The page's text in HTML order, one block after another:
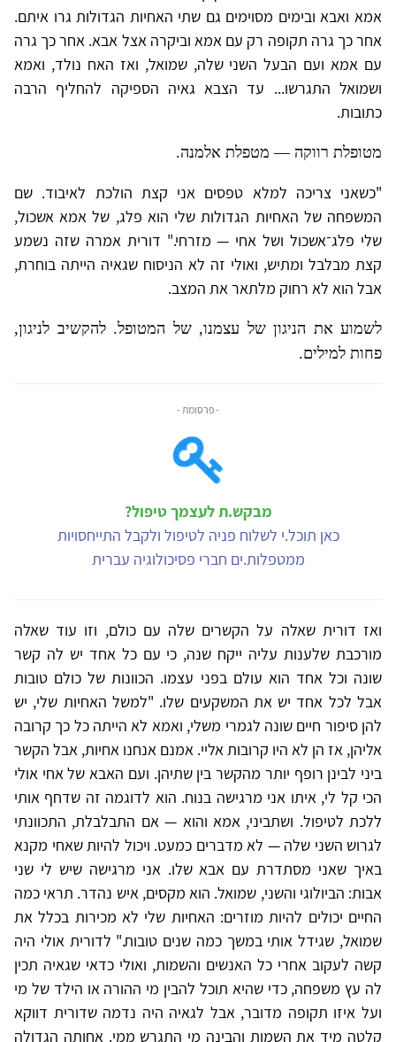
אמא ואבא ובימים מסוימים גם שתי האחיות הגדולות גרו איתם.
אחר כך גרה תקופה רק עם אמא וביקרה אצל אבא. אחר כך גרה
עם אמא ועם הבעל השני שלה, שמואל, ואז האח נולד, ואמא
ושמואל התגרשו... עד הצבא גאיה הספיקה להחליף הרבה
כתובות.
מטופלת רווקה — מטפלת אלמנה.
"כשאני צריכה למלא טפסים אני קצת הולכת לאיבוד. שם
המשפחה של האחיות הגדולות שלי הוא פלג, של אמא אשכול,
שלי פלג־אשכול ושל אחי — מזרחי." דורית אמרה שזה נשמע
קצת מבלבל ומתיש, ואולי זה לא הניסוח שגאיה הייתה בוחרת,
אבל הוא לא רחוק מלתאר את המצב.
לשמוע את הניגון של עצמנו, של המטופל. להקשיב לניגון,
פחות למילים.
- פרסומת -
מבקש.ת לעצמך טיפול?
כאן תוכל.י לשלוח פניה לטיפול ולקבל התייחסויות
ממטפלות.ים חברי פסיכולוגיה עברית
ואז דורית שאלה על הקשרים שלה עם כולם, וזו עוד שאלה
מורכבת שלענות עליה ייקח שנה, כי עם כל אחד יש לה קשר
שונה וכל אחד הוא עולם בפני עצמו. הכוונות של כולם טובות
אבל לכל אחד יש את המשקעים שלו. "למשל האחיות שלי, יש
להן סיפור חיים שונה לגמרי משלי, ואמא לא הייתה כל כך קרובה
אליהן, אז הן לא היו קרובות אליי. אמנם אנחנו אחיות, אבל הקשר
ביני לבינן רופף יותר מהקשר בין שתיהן. ועם האבא של אחי אולי
הכי קל לי, איתו אני מרגישה בנוח. הוא לדוגמה זה שדחף אותי
ללכת לטיפול. ושתביני, אמא והוא — אם התבלבלת, התכוונתי
לגרוש השני שלה — לא מדברים כמעט. ויכול להיות שאחי מקנא
באיך שאני מסתדרת עם אבא שלו. אני מרגישה שיש לי שני
אבות: הביולוגי והשני, שמואל. הוא מקסים, איש נהדר. תראי כמה
החיים יכולים להיות מוזרים: האחיות שלי לא מכירות בכלל את
שמואל, שגידל אותי במשך כמה שנים טובות." לדורית אולי היה
קשה לעקוב אחרי כל האנשים והשמות, ואולי כדאי שגאיה תכין
לה עץ משפחה, כדי שהיא תוכל להבין מי ההורה או הילד של מי
ועל איזו תקופה מדובר, אבל לגאיה היה נדמה שדורית דווקא
קלטה מיד את השמות והבינה מי התגרש ממי. אחותה הגדולה